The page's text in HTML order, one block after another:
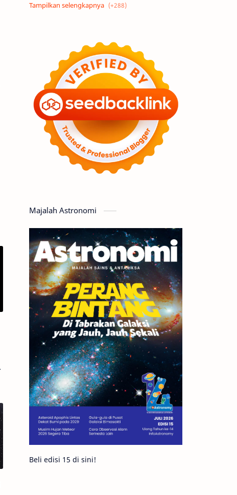
Alam semesta Galaksi
Tata Surya
Hype Astronot
Asteroid Observasi
Premium Komet
Penelitian
Satelit
Aurora Supernova
Nebula Sponsored
Matahari Mars
Planet Katai Featured
GMT 2016 History
Hoax Bima Sakti
Meteor Gerhana
Komet ISON Jupiter
Planet Kerdil Bumi
Pengetahuan Berita
Majalah Astronomi
Beli edisi 15 di sini!